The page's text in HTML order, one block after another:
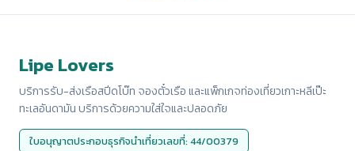
Lipe Lovers
บริการรับ-ส่งเรือสปีดโบ๊ท จองตั๋วเรือ และแพ็กเกจท่องเที่ยวเกาะหลีเป๊ะ
ทะเลอันดามัน บริการด้วยความใส่ใจและปลอดภัย
ใบอนุญาตประกอบธุรกิจนำเที่ยวเลขที่: 44/00379